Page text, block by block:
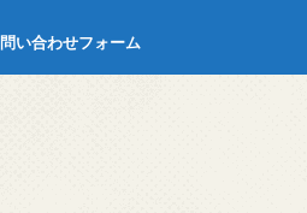
問い合わせフォーム